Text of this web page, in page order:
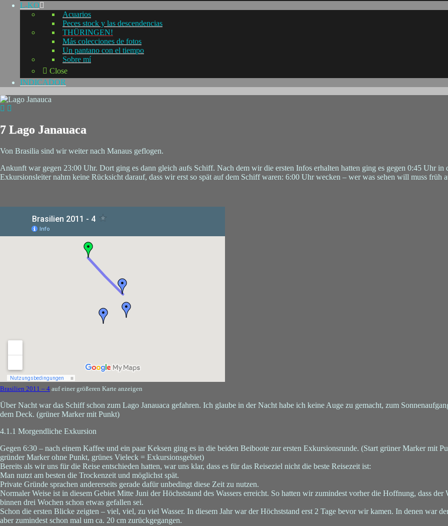
L-KO
Acuarios
Peces stock y las descendencias
THÜRINGEN!
Más colecciones de fotos
Un pantano con el tiempo
Sobre mí
Close
INDICADOR
7 Lago Janauaca
Von Brasilia sind wir weiter nach Manaus geflogen.
Ankunft war gegen 23:00 Uhr. Dort ging es dann gleich aufs Schiff. Nach dem wir die ersten Infos erhalten hatten ging es gegen 0:45 Uhr in
Exkursionsleiter nahm keine Rücksicht darauf, dass wir erst so spät auf dem Schiff waren: 6:00 Uhr wecken – wer was sehen will muss früh
Brasilien 2011 – 4 auf einer größeren Karte anzeigen
Über Nacht war das Schiff schon zum Lago Janauaca gefahren. Ich glaube in der Nacht habe ich keine Auge zu gemacht, zum
dem Deck. (grüner Marker mit Punkt)
4.1.1 Morgendliche Exkursion
Gegen 6:30 – nach einem Kaffee und ein paar Keksen ging es in die beiden Beiboote zur ersten Exkursionsrunde. (Start grüner Marker mit
gründer Marker ohne Punkt, grünes Vieleck = Exkursionsgebiet)
Bereits als wir uns für die Reise entschieden hatten, war uns klar, dass es für das Reiseziel nicht die beste Reisezeit ist:
Man nutzt am besten die Trockenzeit und möglichst spät.
Private Gründe sprachen andererseits gerade dafür unbedingt diese Zeit zu nutzen.
Normaler Weise ist in diesem Gebiet Mitte Juni der Höchststand des Wassers erreicht. So hatten wir zumindest vorher die Hoffnung, dass der
binnen drei Wochen schon etwas gefallen sei.
Schon die ersten Blicke zeigten – viel, viel, zu viel Wasser. In diesem Jahr war der Höchststand erst 2 Tage bevor wir kamen. In denen war
aber zumindest schon mal um ca. 20 cm zurückgegangen.